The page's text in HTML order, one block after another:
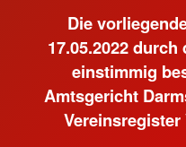
Die
17.05.2022
einstimmig
Amtsgericht
Vereinsregister